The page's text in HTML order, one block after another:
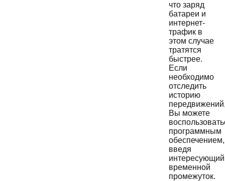
что заряд
батареи и
интернет-
трафик в
этом случае
тратятся
быстрее.
Если
необходимо
отследить
историю
Вы можете
программным
обеспечением,
введя
интересующий
временной
промежуток.